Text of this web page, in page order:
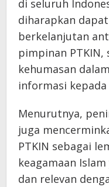
di seluruh
diharapkan
berkelanjutan
pimpinan
kehumasan
informasi
Menurutnya,
juga
PTKIN sebagai
keagamaan
dan relevan